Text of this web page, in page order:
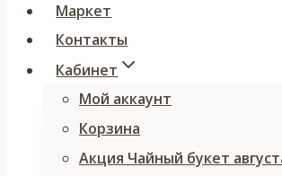
Маркет
Контакты
Кабинет
Мой аккаунт
Корзина
Акция Чайный букет